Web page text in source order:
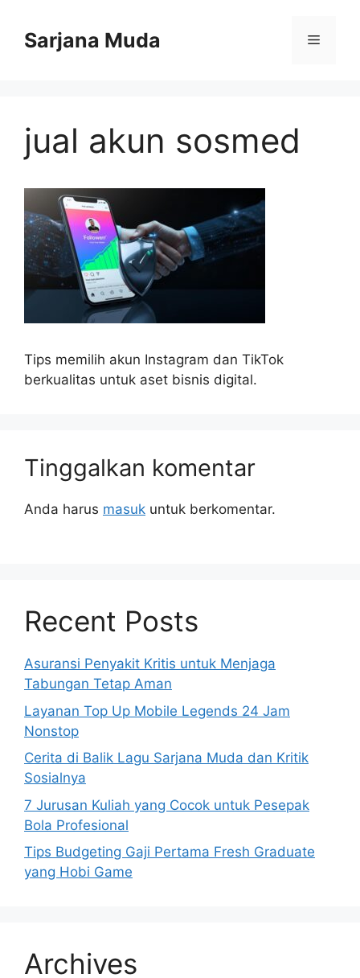
Sarjana Muda Menu
jual akun sosmed
Tips memilih akun Instagram dan TikTok
berkualitas untuk aset bisnis digital.
Tinggalkan komentar
Anda harus masuk untuk berkomentar.
Recent Posts
Asuransi Penyakit Kritis untuk Menjaga
Tabungan Tetap Aman
Layanan Top Up Mobile Legends 24 Jam
Nonstop
Cerita di Balik Lagu Sarjana Muda dan Kritik
Sosialnya
7 Jurusan Kuliah yang Cocok untuk Pesepak
Bola Profesional
Tips Budgeting Gaji Pertama Fresh Graduate
yang Hobi Game
Archives